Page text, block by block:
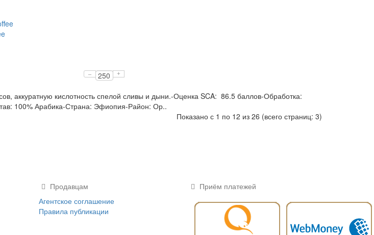
– +
аккуратную кислотность спелой сливы и дыни.-Оценка SCA: 86.5 баллов-Обработка:
100% Арабика-Страна: Эфиопия-Район: Ор..
Показано с 1 по 12 из 26 (всего страниц: 3)
Продавцам
Агентское соглашение
Правила публикации
Приём платежей